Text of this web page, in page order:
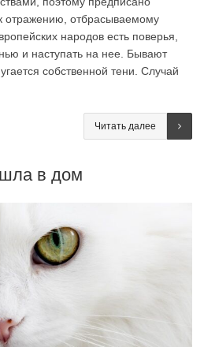
отражению, отбрасываемому
народов есть поверья,
и наступать на нее. Бывают
собственной тени. Случай
Читать далее
в дом